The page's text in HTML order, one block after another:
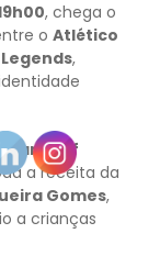
, chega o
o Atlético
,
of
a receita da
Gomes,
a crianças